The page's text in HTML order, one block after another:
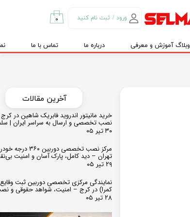
ورود / ثبت نام کنید
تغییر گذر واژه
۰
وبلاگ آموزش و معرفی درباره ما تماس با ما
خرید مانیتور اندروید فابریک شاهین در
نصب تخصصی و ارسال به سراسر ایران |
۳۰ تیر ۰۵
مرکز نصب تخصصی
تهران – دید کامل، پارک آسان و امنیت
۲۹ تیر ۰۵
نمایندگی مرکزی تخصصی دوربین ثبت
کمرا) در کرج – امنیت، شواهد حقوقی و
۲۸ تیر ۰۵
​​آخرین مقالات